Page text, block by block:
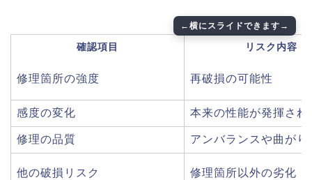
確認項目 リスク内容
修理箇所の強度 再破損の可能性
感度の変化 本来の性能が発揮され
修理の品質 アンバランスや曲がり
他の破損リスク 修理箇所以外の劣化